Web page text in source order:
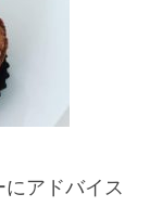
アドバイス